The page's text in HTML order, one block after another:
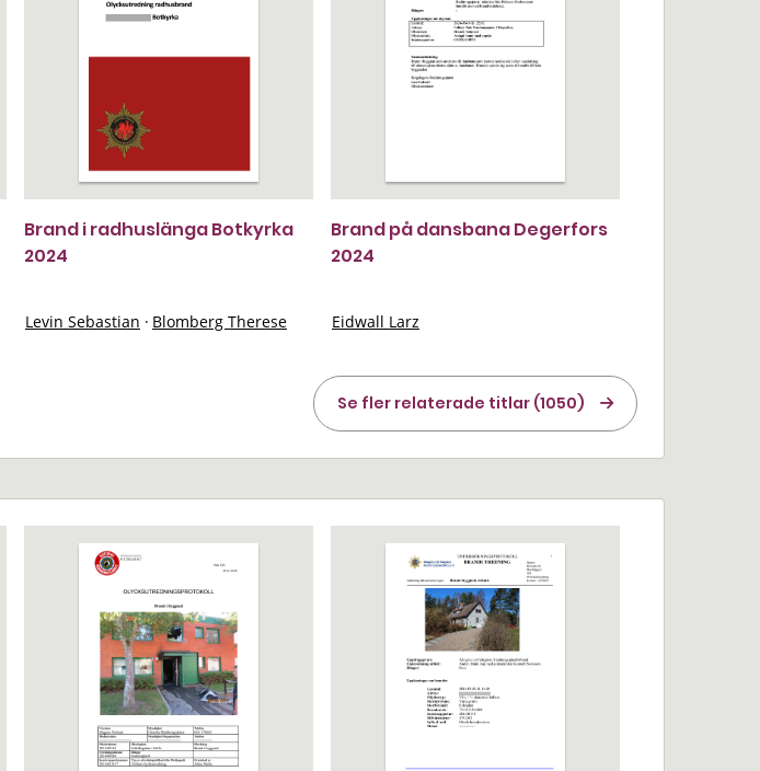
Brand i radhuslänga Botkyrka
2024
Levin Sebastian · Blomberg Therese
Brand på dansbana Degerfors
2024
Eidwall Larz
Se fler relaterade titlar (1050)